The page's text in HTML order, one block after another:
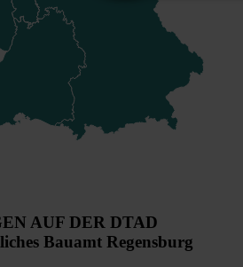
AUF DER DTAD
Bauamt Regensburg